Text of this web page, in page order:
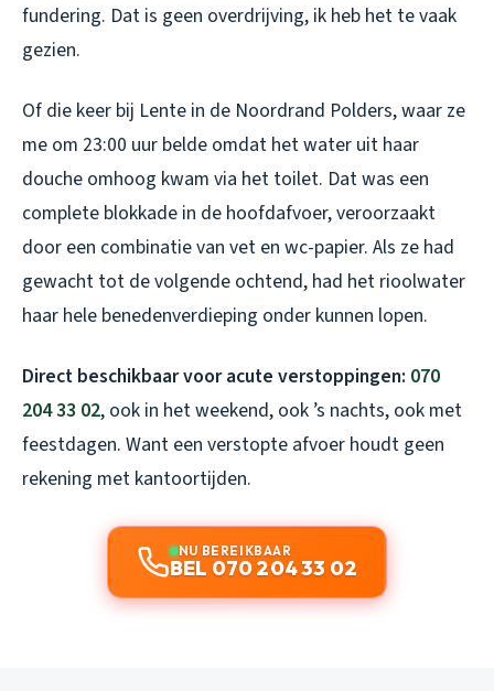
fundering. Dat is geen overdrijving, ik heb het te vaak
gezien.
Of die keer bij Lente in de Noordrand Polders, waar ze
me om 23:00 uur belde omdat het water uit haar
douche omhoog kwam via het toilet. Dat was een
complete blokkade in de hoofdafvoer, veroorzaakt
door een combinatie van vet en wc-papier. Als ze had
gewacht tot de volgende ochtend, had het rioolwater
haar hele benedenverdieping onder kunnen lopen.
Direct beschikbaar voor acute verstoppingen: 070
204 33 02, ook in het weekend, ook ’s nachts, ook met
feestdagen. Want een verstopte afvoer houdt geen
rekening met kantoortijden.
NU BEREIKBAAR
BEL 070 204 33 02